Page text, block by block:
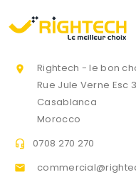

Rightech - le bon
Rue Jule Verne Esc 3
Casablanca
Morocco
 0708 270 270
